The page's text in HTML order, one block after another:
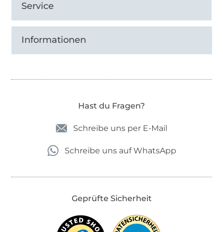
Service
Informationen
Hast du Fragen?
Schreibe uns per E-Mail
Schreibe uns auf WhatsApp
Geprüfte Sicherheit